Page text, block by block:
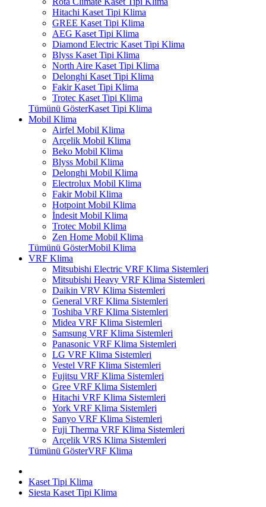
Hitachi Kaset Tipi Klima
GREE Kaset Tipi Klima
AEG Kaset Tipi Klima
Diamond Electric Kaset Tipi Klima
Blyss Kaset Tipi Klima
North Aire Kaset Tipi Klima
Delonghi Kaset Tipi Klima
Fakir Kaset Tipi Klima
Trotec Kaset Tipi Klima
Tümünü GösterKaset Tipi Klima
Mobil Klima
Airfel Mobil Klima
Arçelik Mobil Klima
Beko Mobil Klima
Blyss Mobil Klima
Delonghi Mobil Klima
Electrolux Mobil Klima
Fakir Mobil Klima
Hotpoint Mobil Klima
İndesit Mobil Klima
Trotec Mobil Klima
Zen Home Mobil Klima
Tümünü GösterMobil Klima
VRF Klima
Mitsubishi Electric VRF Klima Sistemleri
Mitsubishi Heavy VRF Klima Sistemleri
Daikin VRV Klima Sistemleri
General VRF Klima Sistemleri
Toshiba VRF Klima Sistemleri
Midea VRF Klima Sistemleri
Samsung VRF Klima Sistemleri
Panasonic VRF Klima Sistemleri
LG VRF Klima Sistemleri
Vestel VRF Klima Sistemleri
Fujitsu VRF Klima Sistemleri
Gree VRF Klima Sistemleri
Hitachi VRF Klima Sistemleri
York VRF Klima Sistemleri
Sanyo VRF Klima Sistemleri
Fuji Therma VRF Klima Sistemleri
Arçelik VRS Klima Sistemleri
Tümünü GösterVRF Klima
Kaset Tipi Klima
Siesta Kaset Tipi Klima